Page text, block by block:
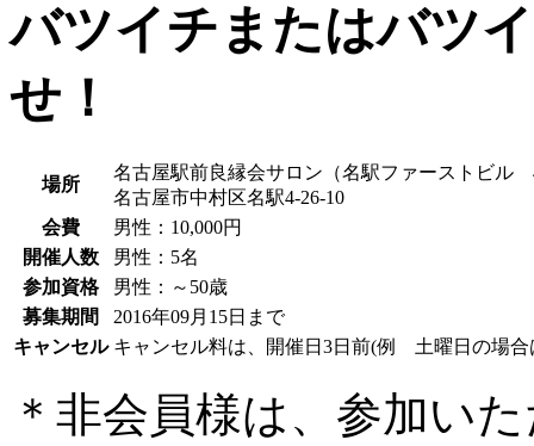
バツイチまたはバツ
せ！
場所
名古屋駅前良縁会サロン（名駅ファーストビル
名古屋市中村区名駅4-26-10
会費
男性 ：10,000円
開催人数
男性 ：5名
参加資格
男性 ：～50歳
募集期間
2016年09月15日まで
キャンセル キャンセル料は、開催日3日前(例 土曜日の場
＊非会員様は、参加い